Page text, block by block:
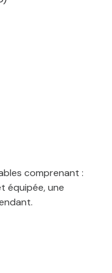
comprenant :
équipée, une